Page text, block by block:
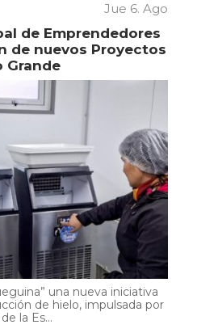
Jue 6. Ago
de Emprendedores
de nuevos Proyectos
Grande
una nueva iniciativa
de hielo, impulsada por
la Es...